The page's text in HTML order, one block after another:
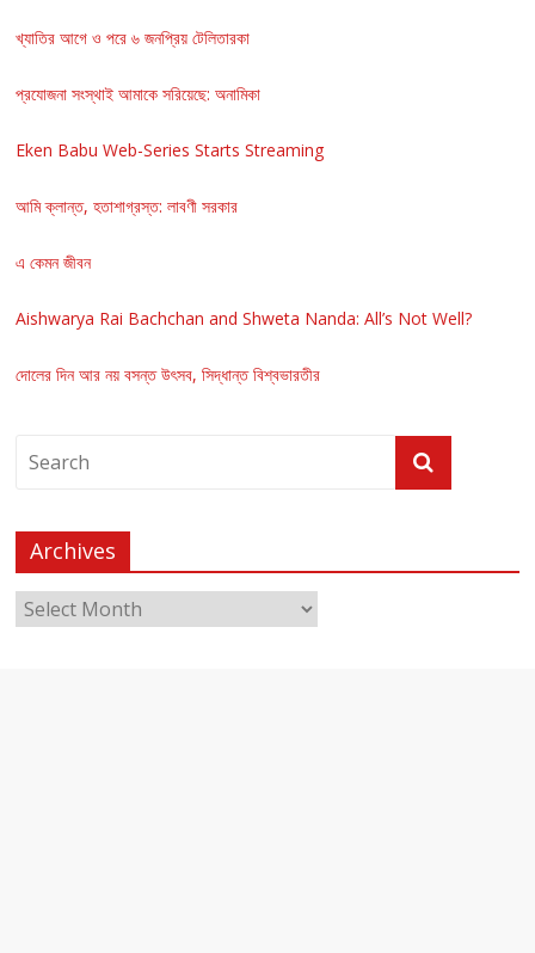
খ্যাতির আগে ও পরে ৬ জনপ্রিয় টেলিতারকা
প্রযোজনা সংস্থাই আমাকে সরিয়েছে: অনামিকা
Eken Babu Web-Series Starts Streaming
আমি ক্লান্ত, হতাশাগ্রস্ত: লাবণী সরকার
এ কেমন জীবন
Aishwarya Rai Bachchan and Shweta Nanda: All’s Not Well?
দোলের দিন আর নয় বসন্ত উৎসব, সিদ্ধান্ত বিশ্বভারতীর
Archives